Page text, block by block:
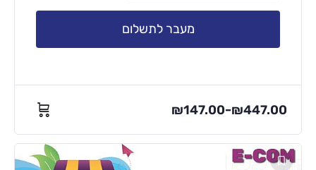
מעבר לתשלום
₪147.00–₪447.00